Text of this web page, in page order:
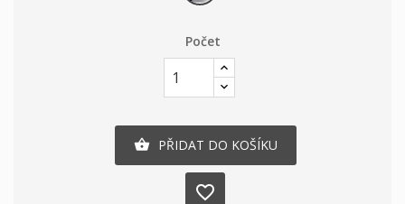
Počet
 PŘIDAT DO KOŠÍKU
favorite_border